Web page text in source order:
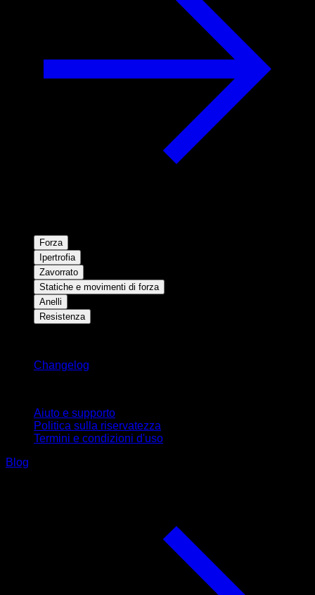
Forza
Ipertrofia
Zavorrato
Statiche e movimenti di forza
Anelli
Resistenza
Changelog
Aiuto e supporto
Politica sulla riservatezza
Termini e condizioni d'uso
Blog